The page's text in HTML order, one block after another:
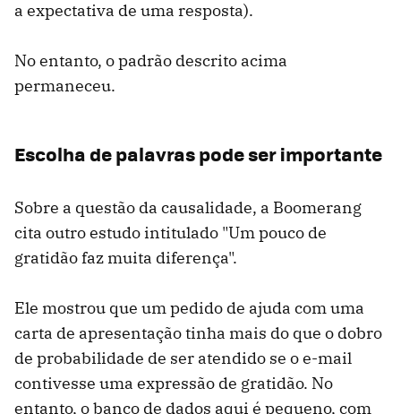
a expectativa de uma resposta).
No entanto, o padrão descrito acima
permaneceu.
Escolha de palavras pode ser importante
Sobre a questão da causalidade, a Boomerang
cita outro estudo intitulado "Um pouco de
gratidão faz muita diferença".
Ele mostrou que um pedido de ajuda com uma
carta de apresentação tinha mais do que o dobro
de probabilidade de ser atendido se o e-mail
contivesse uma expressão de gratidão. No
entanto, o banco de dados aqui é pequeno, com